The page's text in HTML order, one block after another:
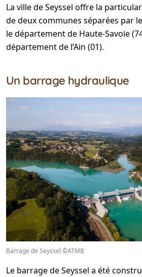
La ville de Seyssel offre la
de deux communes séparées par
le département de Haute-Savoie
département de l’Ain (01).
Un barrage hydraulique
Barrage de Seyssel ©ATMB
Le barrage de Seyssel a été